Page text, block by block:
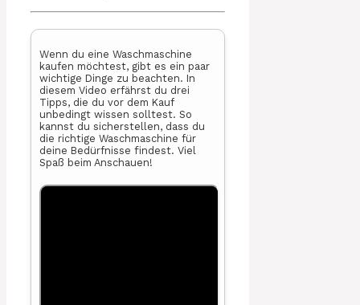
Wenn du eine Waschmaschine
kaufen möchtest, gibt es ein paar
wichtige Dinge zu beachten. In
diesem Video erfährst du drei
Tipps, die du vor dem Kauf
unbedingt wissen solltest. So
kannst du sicherstellen, dass du
die richtige Waschmaschine für
deine Bedürfnisse findest. Viel
Spaß beim Anschauen!